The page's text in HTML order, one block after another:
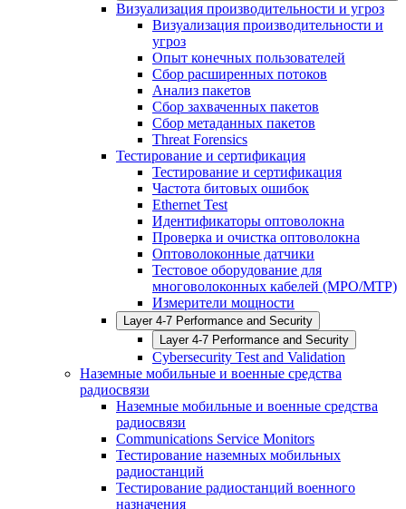
Визуализация производительности и угроз
Визуализация производительности и
угроз
Опыт конечных пользователей
Сбор расширенных потоков
Анализ пакетов
Сбор захваченных пакетов
Сбор метаданных пакетов
Threat Forensics
Тестирование и сертификация
Тестирование и сертификация
Частота битовых ошибок
Ethernet Test
Идентификаторы оптоволокна
Проверка и очистка оптоволокна
Оптоволоконные датчики
Тестовое оборудование для
многоволоконных кабелей (MPO/MTP)
Измерители мощности
Layer 4-7 Performance and Security
Layer 4-7 Performance and Security
Cybersecurity Test and Validation
Наземные мобильные и военные средства
радиосвязи
Наземные мобильные и военные средства
радиосвязи
Communications Service Monitors
Тестирование наземных мобильных
радиостанций
Тестирование радиостанций военного
назначения